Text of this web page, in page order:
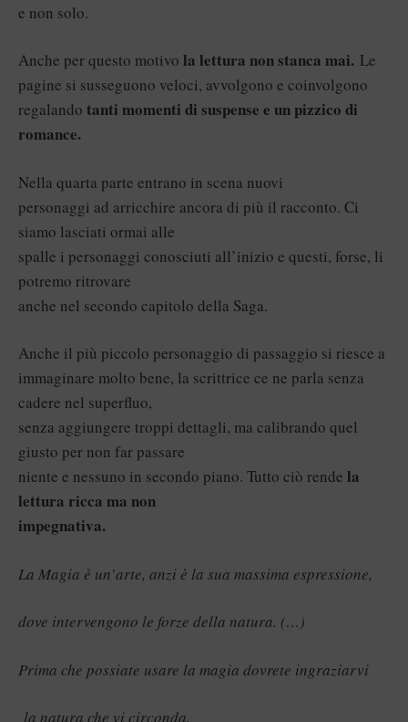
e non solo.
Anche per questo motivo la lettura non stanca mai. Le
pagine si susseguono veloci, avvolgono e coinvolgono
regalando tanti momenti di suspense e un pizzico di
romance.
Nella quarta parte entrano in scena nuovi
personaggi ad arricchire ancora di più il racconto. Ci
siamo lasciati ormai alle
spalle i personaggi conosciuti all’inizio e questi, forse, li
potremo ritrovare
anche nel secondo capitolo della Saga.
Anche il più piccolo personaggio di passaggio si riesce a
immaginare molto bene, la scrittrice ce ne parla senza
cadere nel superfluo,
senza aggiungere troppi dettagli, ma calibrando quel
giusto per non far passare
niente e nessuno in secondo piano. Tutto ciò rende la
lettura ricca ma non
impegnativa.
La Magia è un’arte, anzi è la sua massima espressione,
dove intervengono le forze della natura. (…)
Prima che possiate usare la magia dovrete ingraziarvi
la natura che vi circonda,